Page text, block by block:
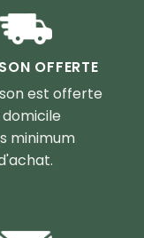
OFFERTE
est offerte
minimum